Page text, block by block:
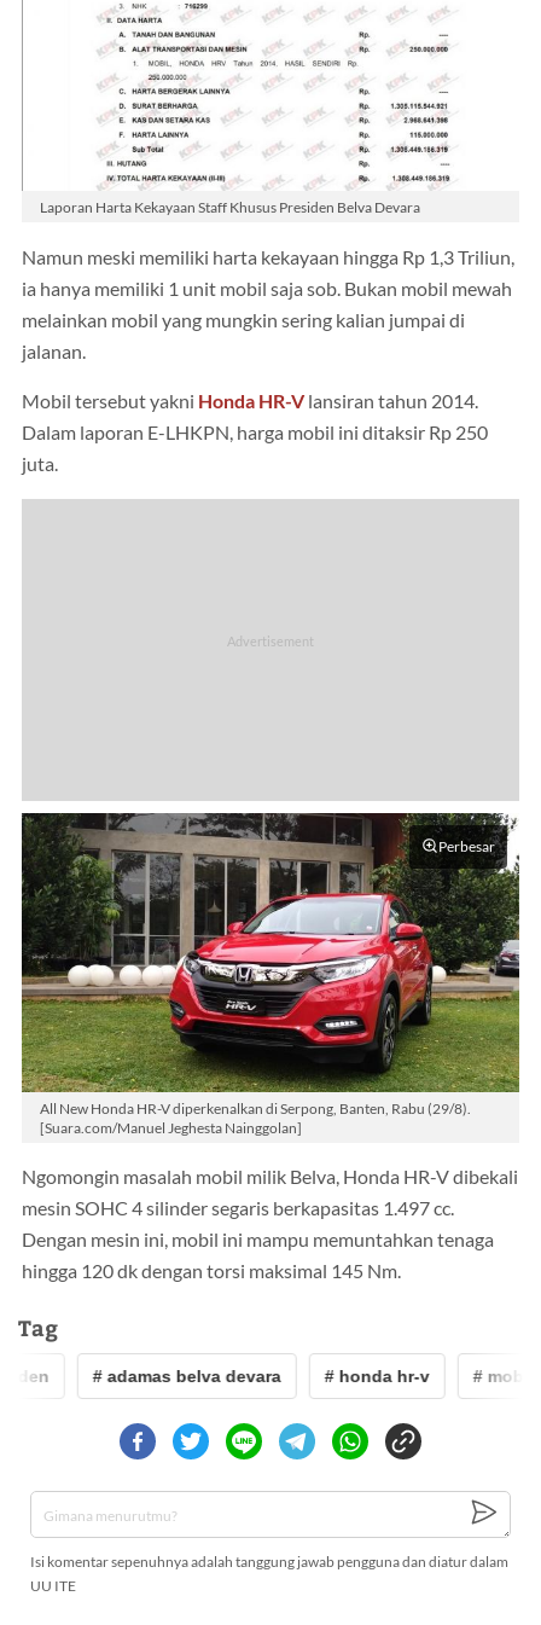
Laporan Harta Kekayaan Staff Khusus Presiden Belva Devara
Namun meski memiliki harta kekayaan hingga Rp 1,3 Triliun,
ia hanya memiliki 1 unit mobil saja sob. Bukan mobil mewah
melainkan mobil yang mungkin sering kalian jumpai di
jalanan.
Mobil tersebut yakni Honda HR-Vlansiran tahun 2014.
Dalam laporan E-LHKPN, harga mobil ini ditaksir Rp 250
juta.
Perbesar
All New Honda HR-V diperkenalkan di Serpong, Banten, Rabu (29/8).
[Suara.com/Manuel Jeghesta Nainggolan]
Ngomongin masalah mobil milik Belva, Honda HR-V dibekali
mesin SOHC 4 silinder segaris berkapasitas 1.497 cc.
Dengan mesin ini, mobil ini mampu memuntahkan tenaga
hingga 120 dk dengan torsi maksimal 145 Nm.
Tag
# adamas belva devara # honda hr-v # mobil
Isi komentar sepenuhnya adalah tanggung jawab pengguna dan diatur dalam
UU ITE